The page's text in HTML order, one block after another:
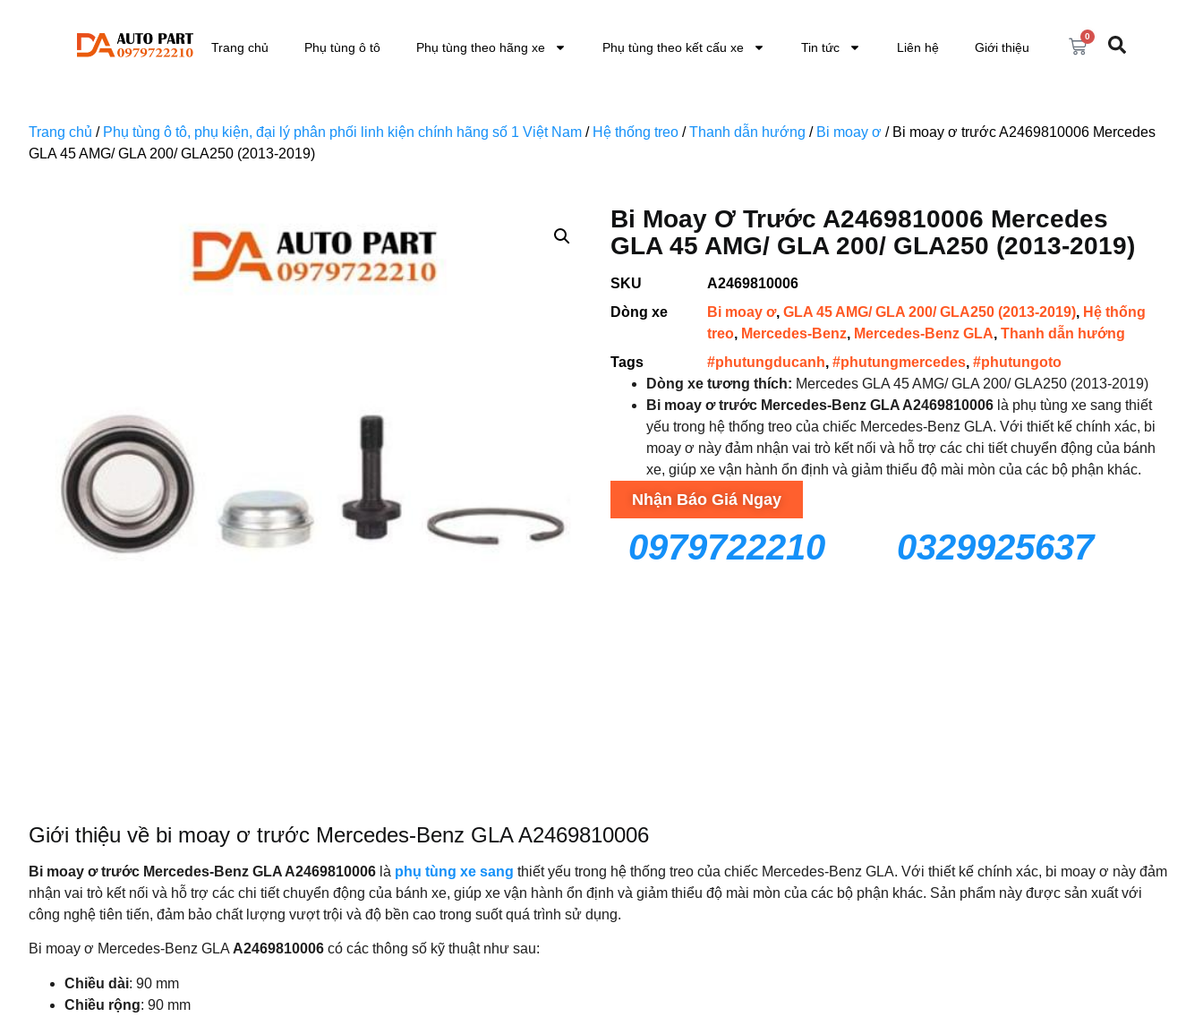
Trang chủ Phụ tùng ô tô Phụ tùng theo hãng xe Phụ tùng theo kết cấu xe Tin tức Liên hệ Giới thiệu
0
Trang chủ / Phụ tùng ô tô, phụ kiện, đại lý phân phối linh kiện chính hãng số 1 Việt Nam / Hệ thống treo /Thanh dẫn hướng / Bi moay ơ / Bi moay ơ trước A2469810006 Mercedes
GLA 45 AMG/ GLA 200/ GLA250 (2013-2019)
Bi Moay Ơ Trước A2469810006 Mercedes
GLA 45 AMG/ GLA 200/ GLA250 (2013-2019)
SKU
A2469810006
Dòng xe
Bi moay ơ, GLA 45 AMG/ GLA 200/ GLA250 (2013-2019), Hệ thống
treo, Mercedes-Benz, Mercedes-Benz GLA, Thanh dẫn hướng
Tags
#phutungducanh, #phutungmercedes, #phutungoto
Dòng xe tương thích: Mercedes GLA 45 AMG/ GLA 200/ GLA250 (2013-2019)
Bi moay ơ trước Mercedes-Benz GLA A2469810006 là phụ tùng xe sang thiết
yếu trong hệ thống treo của chiếc Mercedes-Benz GLA. Với thiết kế chính xác, bi
moay ơ này đảm nhận vai trò kết nối và hỗ trợ các chi tiết chuyển động của bánh
xe, giúp xe vận hành ổn định và giảm thiểu độ mài mòn của các bộ phận khác.
Nhận Báo Giá Ngay
0979722210 0329925637
Giới thiệu về bi moay ơ trước Mercedes-Benz GLA A2469810006
Bi moay ơ trước Mercedes-Benz GLA A2469810006 là phụ tùng xe sang thiết yếu trong hệ thống treo của chiếc Mercedes-Benz GLA. Với thiết kế chính xác, bi moay ơ này đảm
nhận vai trò kết nối và hỗ trợ các chi tiết chuyển động của bánh xe, giúp xe vận hành ổn định và giảm thiểu độ mài mòn của các bộ phận khác. Sản phẩm này được sản xuất với
công nghệ tiên tiến, đảm bảo chất lượng vượt trội và độ bền cao trong suốt quá trình sử dụng.
Bi moay ơ Mercedes-Benz GLA A2469810006 có các thông số kỹ thuật như sau:
Chiều dài: 90 mm
Chiều rộng: 90 mm